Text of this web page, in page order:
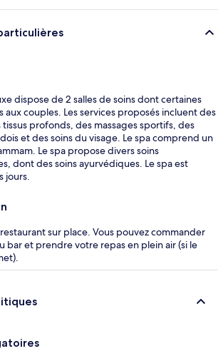
dispose de 2 salles de soins dont certaines
aux couples. Les services proposés incluent des
tissus profonds, des massages sportifs, des
et des soins du visage. Le spa comprend un
Le spa propose divers soins
dont des soins ayurvédiques. Le spa est
jours.
sur place. Vous pouvez commander
bar et prendre votre repas en plein air (si le